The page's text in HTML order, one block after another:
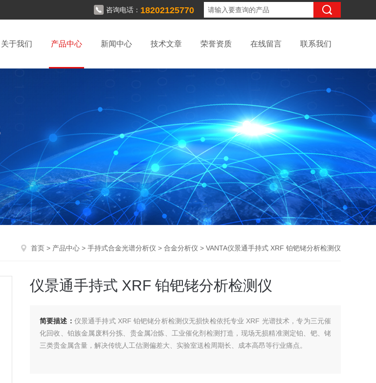
咨询电话： 18202125770
关于我们 产品中心 新闻中心 技术文章 荣誉资质 在线留言 联系我们
首页 > 产品中心 > 手持式合金光谱分析仪 > 合金分析仪 > VANTA仪景通手持式 XRF 铂钯铑分析检测仪
仪景通手持式 XRF 铂钯铑分析检测仪
简要描述： 仪景通手持式 XRF 铂钯铑分析检测仪无损快检依托专业 XRF 光谱技术，专为三元催
化回收、铂族金属废料分拣、贵金属冶炼、工业催化剂检测打造，现场无损精准测定铂、钯、铑
三类贵金属含量，解决传统人工估测偏差大、实验室送检周期长、成本高昂等行业痛点。